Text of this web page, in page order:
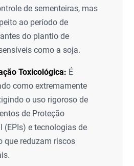
de sementeiras, mas
ao período de
do plantio de
como a soja.
Toxicológica: É
como extremamente
o uso rigoroso de
de Proteção
(EPIs) e tecnologias de
que reduzam riscos